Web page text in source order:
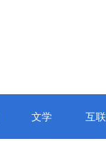
文学 互